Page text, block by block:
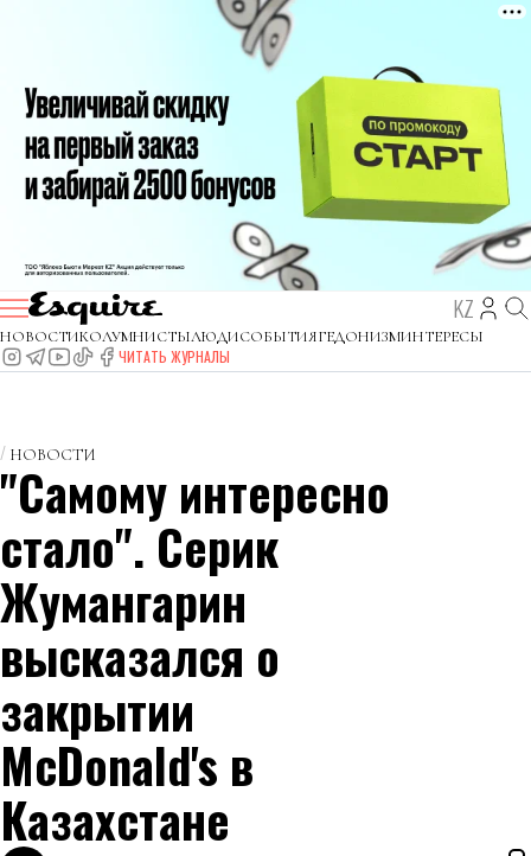
KZ
НОВОСТИКОЛУМНИСТЫЛЮДИСОБЫТИЯГЕДОНИЗМИНТЕРЕСЫ
ЧИТАТЬ ЖУРНАЛЫ
НОВОСТИ
"Самому интересно
стало". Серик
Жумангарин
высказался о
закрытии
McDonald's в
Казахстане